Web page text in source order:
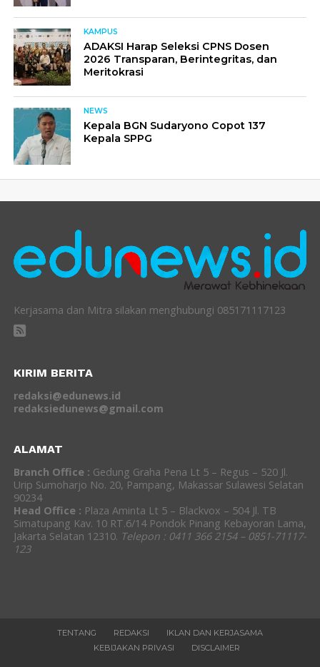
KAMPUS
ADAKSI Harap Seleksi CPNS Dosen
2026 Transparan, Berintegritas, dan
Meritokrasi
NEWS
Kepala BGN Sudaryono Copot 137
Kepala SPPG
Kerjasama dan Mitra silakan menghubungi 085171117123
KIRIM BERITA
redaksi@edunews.id
redaksiedunews@gmail.com
ALAMAT
Branch Office : Gedung Graha Pena Lt 5 – Regus – 520 Jl.
Urip Sumoharjo No. 20, Pampang, Makassar Sulawesi Selatan
90234
Head Office : Plaza Aminta Lt 5 – Blackvox – 504 Jl. TB
Simatupang Kav. 10 RT.6/14 Pondok Pinang Kebayoran Lama,
Jakarta Selatan 12310. Telepon : 0411 366 2154 – 0851-71117-
123
TENTANG REDAKSI
IKLAN DAN KERJASAMA
KEBIJAKAN PRIVASI
DISCLAIMER